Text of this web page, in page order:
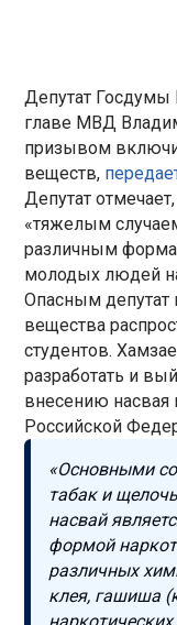
Депутат Госдумы
главе МВД
призывом
веществ,
Депутат
«тяжелым
различным
молодых людей
Опасным депутат
вещества
студентов.
разработать и
внесению насвая
Российской
«Основными
табак и
насвай
формой
различных
клея, гашиша